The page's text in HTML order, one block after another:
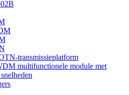
transmissieplatform
multifunctionele module met